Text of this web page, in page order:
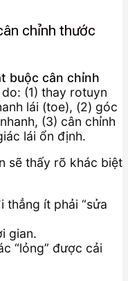
chỉnh thước
buộc cân chỉnh
(1) thay rotuyn
lái (toe), (2) góc
(3) cân chỉnh
lái ổn định.
sẽ thấy rõ khác biệt
thẳng ít phải “sửa
gian.
“lỏng” được cải